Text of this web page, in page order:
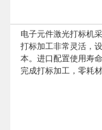
电子元件激光打标机
打标加工非常灵活，
本。进口配置使用寿
完成打标加工，零耗